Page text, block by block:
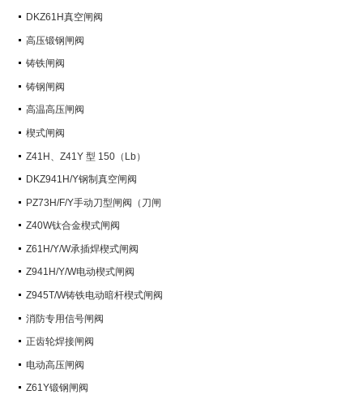
PN63 钢制楔式闸阀
DKZ61H真空闸阀
高压锻钢闸阀
铸铁闸阀
铸钢闸阀
高温高压闸阀
楔式闸阀
Z41H、Z41Y 型 150（Lb）
~600（Lb） 钢制楔式闸阀
DKZ941H/Y钢制真空闸阀
PZ73H/F/Y手动刀型闸阀（刀闸
阀）Z40W钛合金楔式闸阀
Z61H/Y/W承插焊楔式闸阀
Z941H/Y/W电动楔式闸阀
Z945T/W铸铁电动暗杆楔式闸阀
消防专用信号闸阀
正齿轮焊接闸阀
电动高压闸阀
Z61Y锻钢闸阀